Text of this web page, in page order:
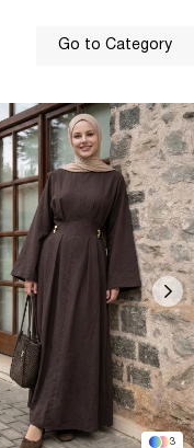
3
Go to Category